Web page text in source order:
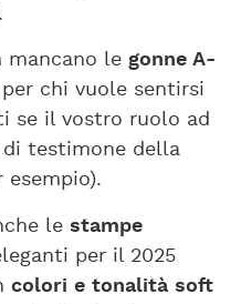
mancano le gonne A-
per chi vuole sentirsi
se il vostro ruolo ad
testimone della
esempio).
le stampe
per il 2025
colori e tonalità soft